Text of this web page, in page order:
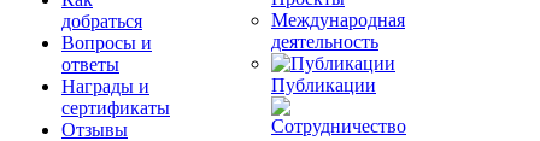
добраться
Вопросы и
ответы
Награды и
сертификаты
Отзывы
Международная
деятельность
Публикации